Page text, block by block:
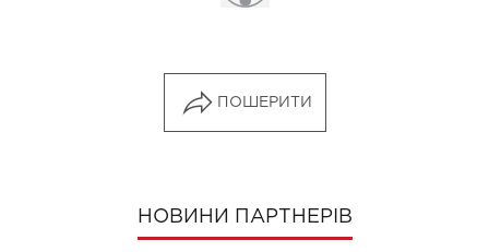
ПОШЕРИТИ
НОВИНИ ПАРТНЕРІВ